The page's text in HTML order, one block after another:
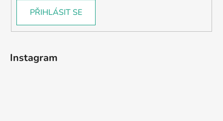
PŘIHLÁSIT SE
Instagram